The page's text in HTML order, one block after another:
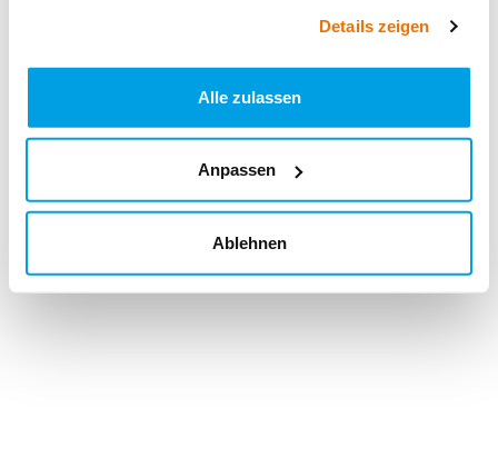
Details zeigen
Alle zulassen
Anpassen
Ablehnen